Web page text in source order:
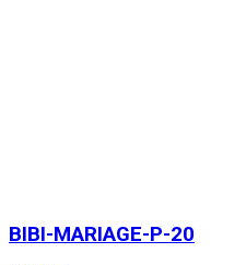
BIBI-MARIAGE-P-20